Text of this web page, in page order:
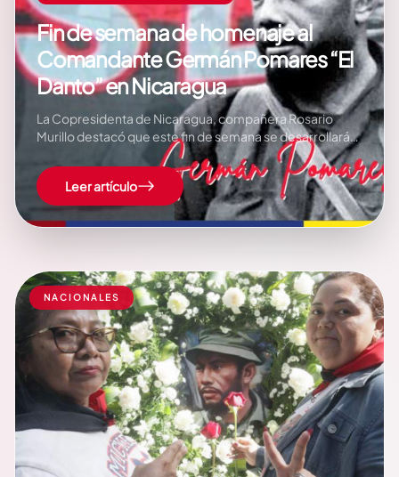
Fin de semana de homenaje al
Comandante Germán Pomares “El
Danto” en Nicaragua
La Copresidenta de Nicaragua, compañera Rosario
Murillo destacó que este fin de semana se desarrollarán
actividades conmemorativas en todo el país en honor al
comandante Germán Pomares Ordóñez “El Danto”,
resaltando su legado de lucha y compromiso con el
pueblo nicaragüense. “Actividades en todo el país para
este…
Leer artículo
NACIONALES